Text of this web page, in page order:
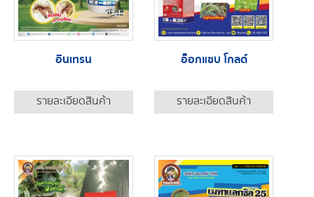
อินเทรน
รายละเอียดสินค้า
อ็อกแซบ โกลด์
รายละเอียดสินค้า